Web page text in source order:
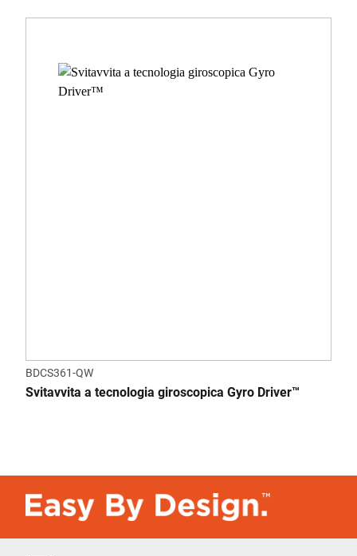
BDCS361-QW
Svitavvita a tecnologia giroscopica Gyro Driver™